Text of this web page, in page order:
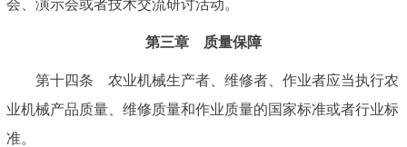
会、演示会或者技术交流研讨活动。
第三章 质量保障
第十四条 农业机械生产者、维修者、作业者应当执行农
业机械产品质量、维修质量和作业质量的国家标准或者行业标
准。